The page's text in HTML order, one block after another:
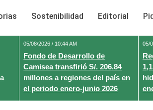
Sostenibilidad Editorial
05/08/2026 / 10:44 AM
Fondo de Desarrollo de
Camisea transfirió S/. 206.84
millones a regiones del país en
el periodo enero-junio 2026
05/